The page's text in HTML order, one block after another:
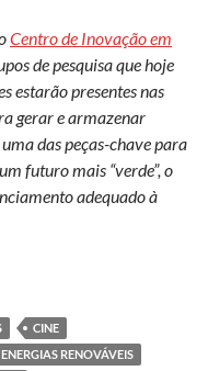
Centro de Inovação em
de pesquisa que hoje
estarão presentes nas
gerar e armazenar
das peças-chave para
futuro mais “verde”, o
adequado à
Energética:
CINE
ENERGIAS RENOVÁVEIS